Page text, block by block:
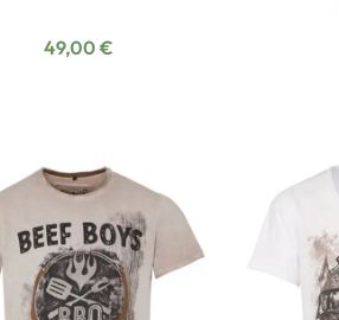
Regulärer Preis:
49,00 €